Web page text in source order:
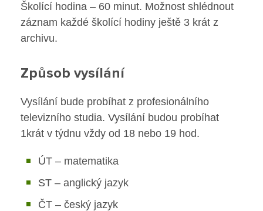
Historie školy
Sponzoři a spolupráce
Boj proti korupci
Školská rada
Výroční zprávy
Videor
Volná místa
Prodavačské práce
Provozní služby
Pro žáky SŠ
Výuka na SŠ
Maturitní zkoušky
Závěrečné zkoušky
Nabídka akcí pro studenty
Školící hodina – 60 minut. Možnost shlédnout
záznam každé školící hodiny ještě 3 krát z
archivu.
Způsob vysílání
Vysílání bude probíhat z profesionálního
televizního studia. Vysílání budou probíhat
1krát v týdnu vždy od 18 nebo 19 hod.
ÚT – matematika
ST – anglický jazyk
ČT – český jazyk